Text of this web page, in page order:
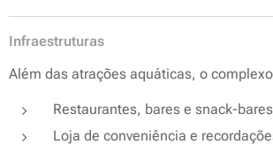
Infraestruturas
Além das atrações aquáticas, o
Restaurantes, bares e snack-
Loja de conveniência e